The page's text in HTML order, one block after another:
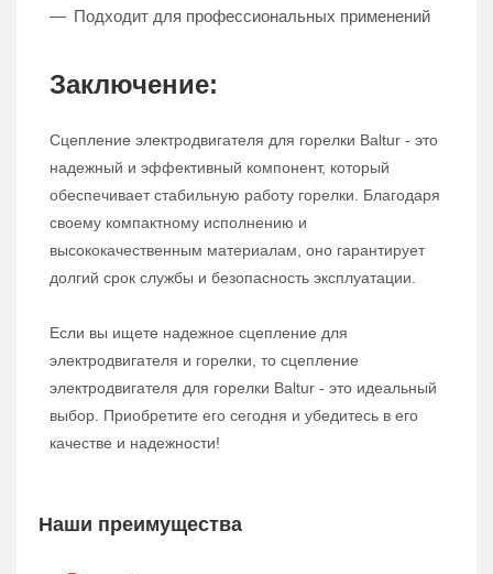
Подходит для профессиональных применений
Заключение:
Сцепление электродвигателя для горелки Baltur - это
надежный и эффективный компонент, который
обеспечивает стабильную работу горелки. Благодаря
своему компактному исполнению и
высококачественным материалам, оно гарантирует
долгий срок службы и безопасность эксплуатации.
Если вы ищете надежное сцепление для
электродвигателя и горелки, то сцепление
электродвигателя для горелки Baltur - это идеальный
выбор. Приобретите его сегодня и убедитесь в его
качестве и надежности!
Наши преимущества